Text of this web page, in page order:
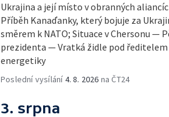
Ukrajina a její místo v obranných
Příběh Kanaďanky, který bojuje za
směrem k NATO; Situace v Chersonu —
prezidenta — Vratká židle pod
energetiky
Poslední vysílání4. 8. 2026 na ČT24
3. srpna